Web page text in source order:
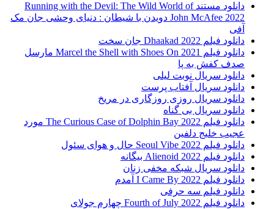
دانلود مستند Running with the Devil: The Wild World of
John McAfee 2022 دویدن با شیطان : دنیای وحشی جان مک
آفی
دانلود فیلم Dhaakad 2022 جان سخت
دانلود فیلم Marcel the Shell with Shoes On 2021 مارسل
صدف کفش به پا
دانلود سریال نوبت لیلی
دانلود سریال آفتاب پرست
دانلود سریال روزی روزگاری در مریخ
دانلود سریال بی گناه
دانلود فیلم The Curious Case of Dolphin Bay 2022 مورد
عجیب خلیج دلفین
دانلود فیلم Seoul Vibe 2022 حال و هوای سئول
دانلود فیلم Alienoid 2022 بیگانه
دانلود سریال شبکه مخفی زنان
دانلود فیلم I Came By 2022 آمدم
دانلود فیلم سه حرفی
دانلود فیلم Fourth of July 2022 چهارم جولای